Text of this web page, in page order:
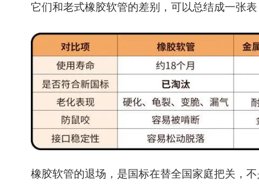
它们和老式橡胶软管的差别，可以总结成一张表
橡胶软管的退场，是国标在替全国家庭把关，不